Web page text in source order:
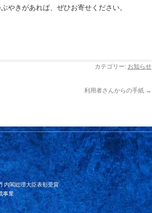
やきがあれば、ぜひお寄せください。
カテゴリー: お知らせ
利用者さんからの手紙 →
内閣総理大臣表彰受賞
事業